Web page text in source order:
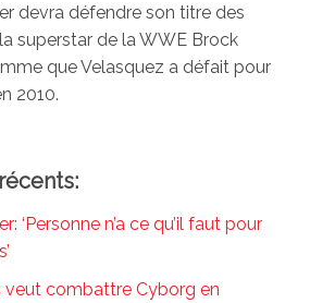
devra défendre son titre des
superstar de la WWE Brock
que Velasquez a défait pour
2010.
‘Personne n’a ce qu’il faut pour
veut combattre Cyborg en